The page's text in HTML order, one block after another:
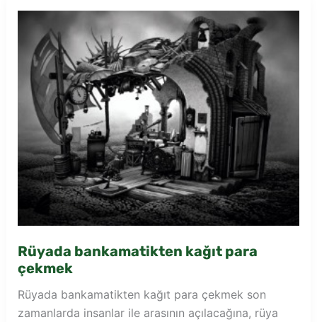
görmek
Rüyada bankamatikten kağıt para
çekmek
Rüyada bankamatikten kağıt para çekmek son
zamanlarda insanlar ile arasının açılacağına, rüya